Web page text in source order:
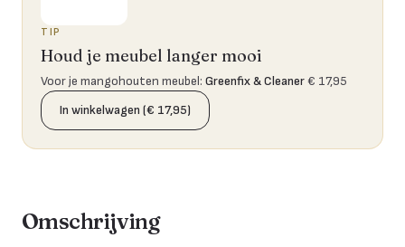
TIP
Houd je meubel langer mooi
Voor je mangohouten meubel: Greenfix & Cleaner€ 17,95
In winkelwagen (€ 17,95)
Omschrijving